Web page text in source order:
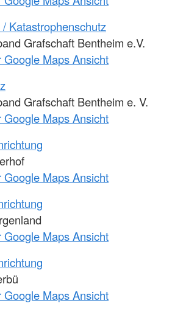
Katastrophenschutz
Grafschaft Bentheim e.V.
Google Maps Ansicht
Grafschaft Bentheim e. V.
Google Maps Ansicht
Google Maps Ansicht
Google Maps Ansicht
Google Maps Ansicht